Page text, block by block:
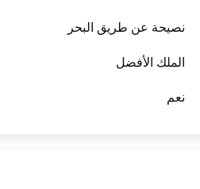
نصيحة عن طريق البحر
الملك الأفضل
نعم